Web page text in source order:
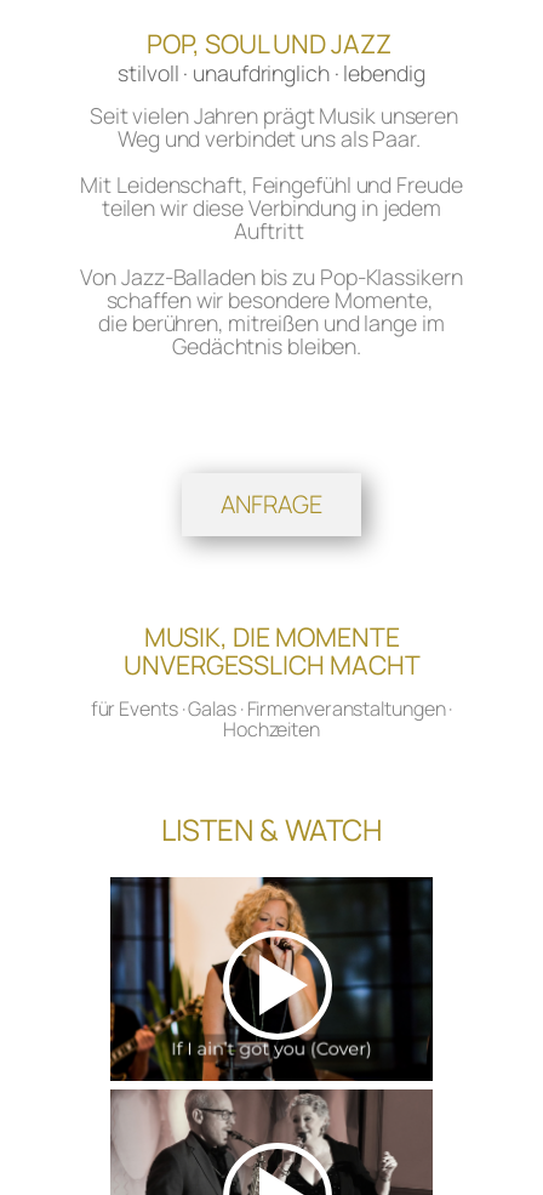
POP, SOUL UND JAZZ
stilvoll · unaufdringlich · lebendig
Seit vielen Jahren prägt Musik unseren
Weg und verbindet uns als Paar.
Mit Leidenschaft, Feingefühl und Freude
teilen wir diese Verbindung in jedem
Auftritt
Von Jazz-Balladen bis zu Pop-Klassikern
schaffen wir besondere Momente,
die berühren, mitreißen und lange im
Gedächtnis bleiben.
ANFRAGE
MUSIK, DIE MOMENTE
UNVERGESSLICH MACHT
für Events · Galas · Firmenveranstaltungen​ ·
Hochzeiten
LISTEN & WATCH